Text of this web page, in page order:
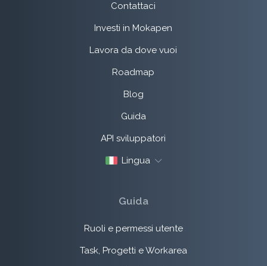
Contattaci
Investi in Mokapen
Lavora da dove vuoi
Roadmap
Blog
Guida
API sviluppatori
Lingua
Guida
Ruoli e permessi utente
Task, Progetti e Workarea